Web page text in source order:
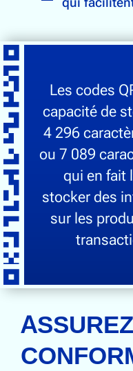
Les codes
capacité de
4 296
ou 7 089
qui en fait
stocker des
sur les